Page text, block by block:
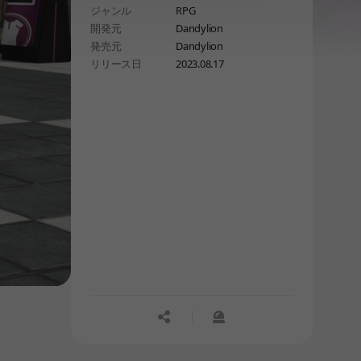
ジャンル
RPG
開発元
Dandylion
発売元
Dandylion
リリース日
2023.08.17
공유하기신고하기